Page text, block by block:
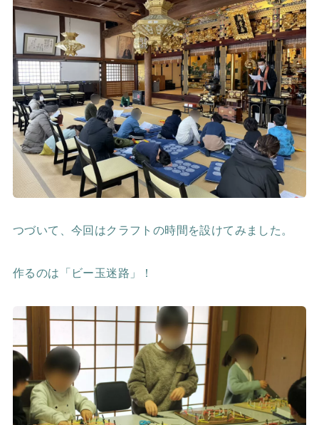
つづいて、今回はクラフトの時間を設けてみました。
作るのは「ビー玉迷路」！